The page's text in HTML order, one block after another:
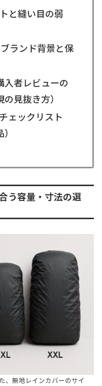
と縫い目の弱
ランド背景と保
入者レビューの
見抜き方）
ェックリスト
う容量・寸法の選
、無地レインカバーのサイ